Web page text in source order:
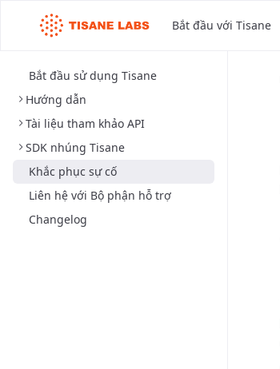
Bắt đầu với Tisane
Bắt đầu sử dụng Tisane
Hướng dẫn
Tài liệu tham khảo API
SDK nhúng Tisane
Khắc phục sự cố
Liên hệ với Bộ phận hỗ trợ
Changelog